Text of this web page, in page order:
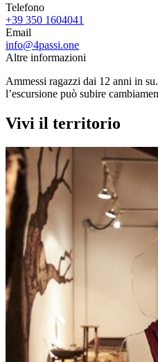
Telefono
+39 350 1604041
Email
info@4passi.one
Altre informazioni
Ammessi ragazzi dai 12 anni in
l’escursione può subire
Vivi il territorio
Musei